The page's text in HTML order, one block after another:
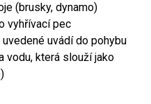
(brusky, dynamo)
vyhřívací pec
uvádí do pohybu
vodu, která slouží jako